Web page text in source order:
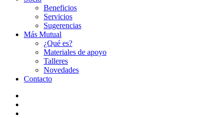
Beneficios
Servicios
Sugerencias
Más Mutual
¿Qué es?
Materiales de apoyo
Talleres
Novedades
Contacto